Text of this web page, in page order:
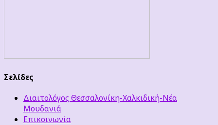
Σελίδες
Διαιτολόγος Θεσσαλονίκη-Χαλκιδική-Νέα
Μουδανιά
Επικοινωνία